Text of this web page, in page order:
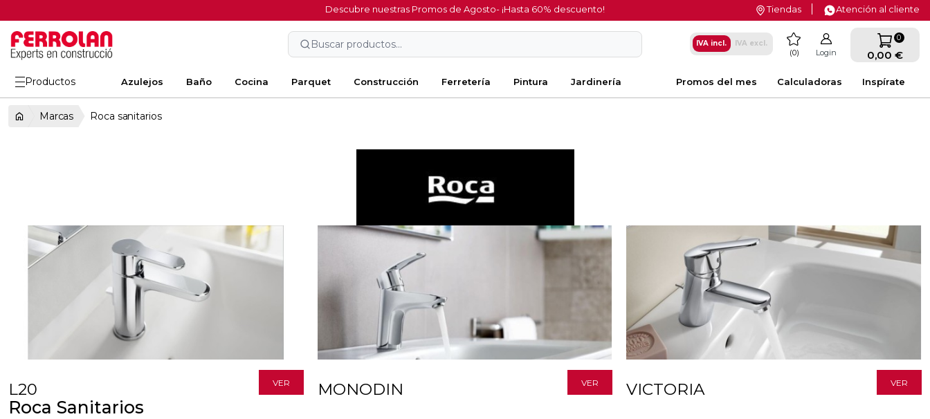
Descubre nuestras Promos de Agosto- ¡Hasta 60% descuento! Tiendas Atención al cliente
Buscar productos... IVA incl. IVA excl. favorite
0 Login
0
0,00 €
Productos Azulejos Baño Cocina Parquet Construcción Ferretería Pintura Jardinería Inspírate
Calculadoras
Promos del mes
Marcas Roca sanitarios
L20 VER MONODIN VER VICTORIA VER
Roca Sanitarios